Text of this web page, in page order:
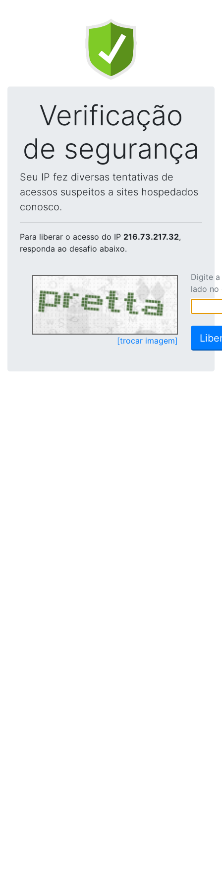
Verificação
de segurança
Seu IP fez diversas tentativas de
acessos suspeitos a sites hospedados
conosco.
Para liberar o acesso do IP 216.73.217.32,
responda ao desafio abaixo.
[trocar imagem]
Digite
lado no